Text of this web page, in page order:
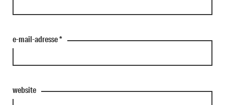
e-mail-adresse*
website